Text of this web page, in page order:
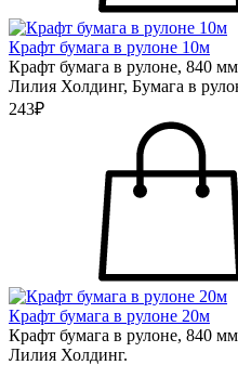
Крафт бумага в рулоне 10м
Крафт бумага в рулоне, 840
Лилия Холдинг, Бумага в
243₽
Крафт бумага в рулоне 20м
Крафт бумага в рулоне, 840
Лилия Холдинг.